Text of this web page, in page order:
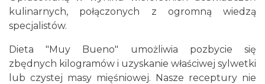
kulinarnych, połączonych z ogromną wiedzą
specjalistów.
Dieta "Muy Bueno" umożliwia pozbycie się
zbędnych kilogramów i uzyskanie właściwej sylwetki
lub czystej masy mięśniowej. Nasze receptury nie